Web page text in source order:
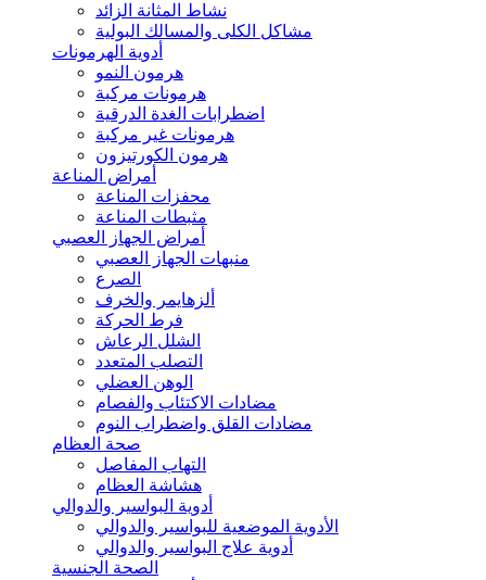
نشاط المثانة الزائد
مشاكل الكلى والمسالك البولية
أدوية الهرمونات
هرمون النمو
هرمونات مركبة
اضطرابات الغدة الدرقية
هرمونات غير مركبة
هرمون الكورتيزون
أمراض المناعة
محفزات المناعة
مثبطات المناعة
أمراض الجهاز العصبي
منبهات الجهاز العصبي
الصرع
ألزهايمر والخرف
فرط الحركة
الشلل الرعاش
التصلب المتعدد
الوهن العضلي
مضادات الاكتئاب والفصام
مضادات القلق واضطراب النوم
صحة العظام
التهاب المفاصل
هشاشة العظام
أدوية البواسير والدوالي
الأدوية الموضعية للبواسير والدوالي
أدوية علاج البواسير والدوالي
الصحة الجنسية